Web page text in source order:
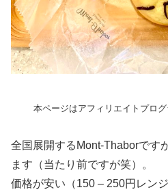
本ページはアフィリエイトプロ
全国展開するMont-Thaborです
ます（当たり前ですが笑）。
価格が安い（150 – 250円レン